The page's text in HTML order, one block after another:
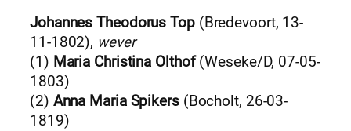
Johannes Theodorus Top(Bredevoort, 13-
11-1802), wever
(1) Maria Christina Olthof(Weseke/D, 07-05-
1803)
(2) Anna Maria Spikers(Bocholt, 26-03-
1819)